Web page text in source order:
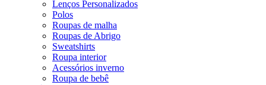
Lenços Personalizados
Polos
Roupas de malha
Roupas de Abrigo
Sweatshirts
Roupa interior
Acessórios inverno
Roupa de bebê